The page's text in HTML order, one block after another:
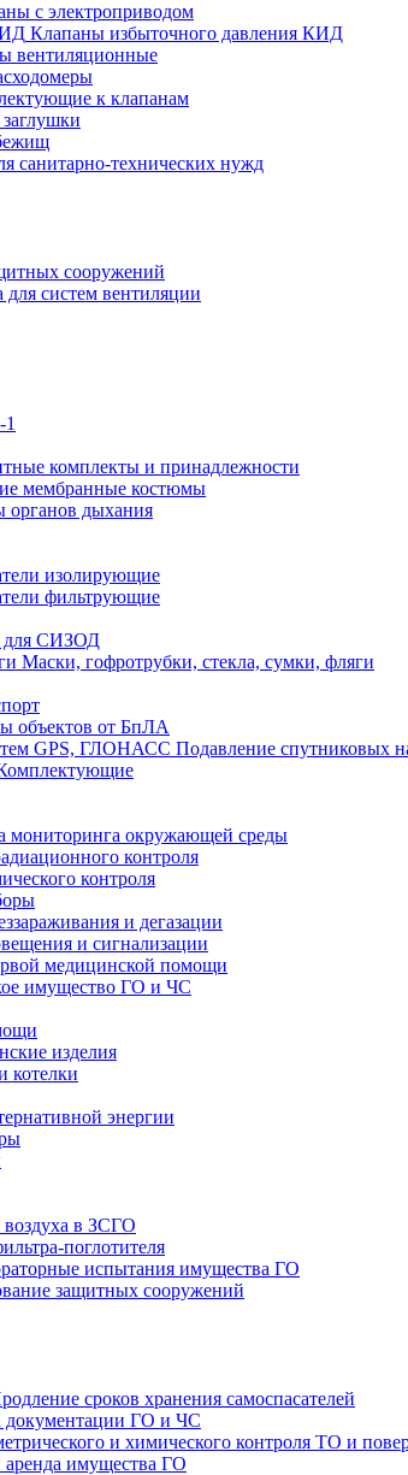
с электроприводом
Клапаны избыточного давления КИД
вентиляционные
к клапанам
санитарно-технических нужд
сооружений
для систем вентиляции
комплекты и принадлежности
мембранные костюмы
органов дыхания
изолирующие
фильтрующие
для СИЗОД
Маски, гофротрубки, стекла, сумки, фляги
объектов от БпЛА
Подавление спутниковых
мониторинга окружающей среды
контроля
контроля
и дегазации
и сигнализации
медицинской помощи
имущество ГО и ЧС
изделия
котелки
энергии
воздуха в ЗСГО
поглотителя
испытания имущества ГО
защитных сооружений
сроков хранения самоспасателей
документации ГО и ЧС
ТО и
имущества ГО